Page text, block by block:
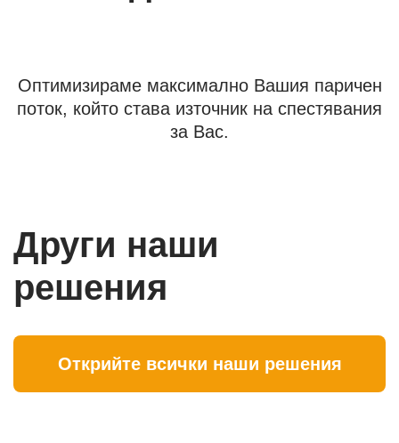
Оптимизираме максимално Вашия паричен
поток, който става източник на спестявания
за Вас.
Други наши
решения
Открийте всички наши решения